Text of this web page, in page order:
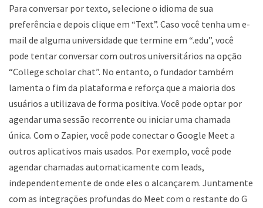
Para conversar por texto, selecione o idioma de sua
preferência e depois clique em “Text”. Caso você tenha um e-
mail de alguma universidade que termine em “.edu”, você
pode tentar conversar com outros universitários na opção
“College scholar chat”. No entanto, o fundador também
lamenta o fim da plataforma e reforça que a maioria dos
usuários a utilizava de forma positiva. Você pode optar por
agendar uma sessão recorrente ou iniciar uma chamada
única. Com o Zapier, você pode conectar o Google Meet a
outros aplicativos mais usados. Por exemplo, você pode
agendar chamadas automaticamente com leads,
independentemente de onde eles o alcançarem. Juntamente
com as integrações profundas do Meet com o restante do G